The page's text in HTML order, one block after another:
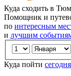
Куда сходить в
Помощник и
по интересным
и лучшим
Куда пойти сегодня